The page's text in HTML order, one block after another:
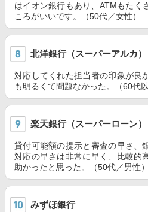
はイオン銀行もあり、ATMもたく
ころがいいです。（50代／女性）
北洋銀行（スーパーアルカ）
対応してくれた担当者の印象が良
も明るくて問題なかった。（60代
楽天銀行（スーパーローン）
貸付可能額の提示と審査の早さ、
対応の早さは非常に早く、比較的
助かったと思った。（50代／男性）
みずほ銀行